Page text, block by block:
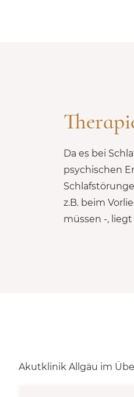
Da es bei
psychischen
z.B. beim
müssen -,
Behandlung
zu suchen.
Sinne einer
Präparaten
Akutklinik Allgäu im